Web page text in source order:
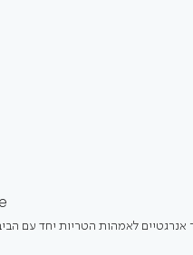
אנרגטיים לאמהות הטריות יחד עם